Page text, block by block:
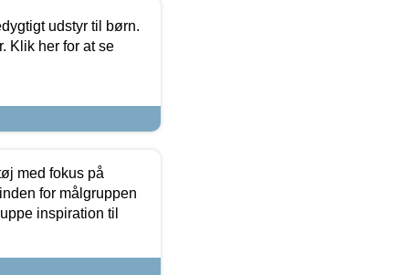
udstyr til børn.
Klik her for at se
med fokus på
for målgruppen
inspiration til